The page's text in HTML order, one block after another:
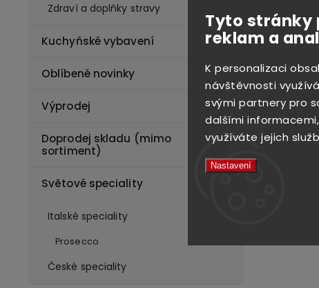
Tyto stránky
reklam a
K personalizaci
návštěvnosti
svými partnery pro
dalšími
využíváte jejich
Nastavení
Zdraví a doplňky stravy
Kuchyňské vybavení
Oblíbené novinky
Výprodej
Doprodej skladu (mimo
sortiment)
Světové speciality
Italské speciality
Prosecco
České speciality